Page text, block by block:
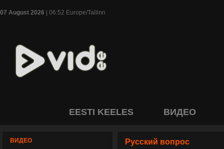
07 August 2026 | 06:52 Europe/Tallinn
EESTI KEELES ВИДЕО
ВИДЕО Русский вопрос